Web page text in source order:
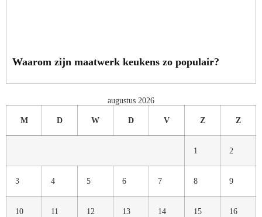
Waarom zijn maatwerk keukens zo populair?
augustus 2026
M D W D V Z Z
1 2
3 4 5 6 7 8 9
10 11 12 13 14 15 16